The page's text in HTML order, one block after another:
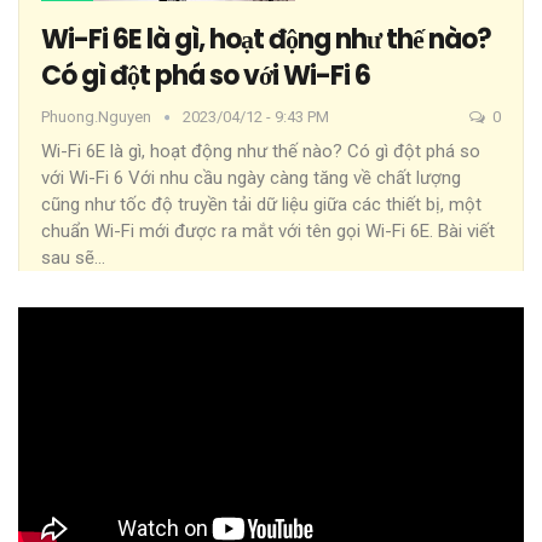
Wi-Fi 6E là gì, hoạt động như thế nào?
Có gì đột phá so với Wi-Fi 6
Phuong.nguyen 2023/04/12 - 9:43 PM 0
Wi-Fi 6E là gì, hoạt động như thế nào? Có gì đột phá so
với Wi-Fi 6 Với nhu cầu ngày càng tăng về chất lượng
cũng như tốc độ truyền tải dữ liệu giữa các thiết bị, một
chuẩn Wi-Fi mới được ra mắt với tên gọi Wi-Fi 6E. Bài viết
sau sẽ…